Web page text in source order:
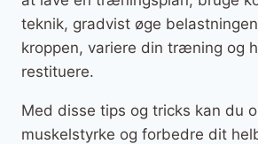
teknik, gradvist øge
kroppen, variere din træning og
restituere.
Med disse tips og tricks kan du
muskelstyrke og forbedre dit